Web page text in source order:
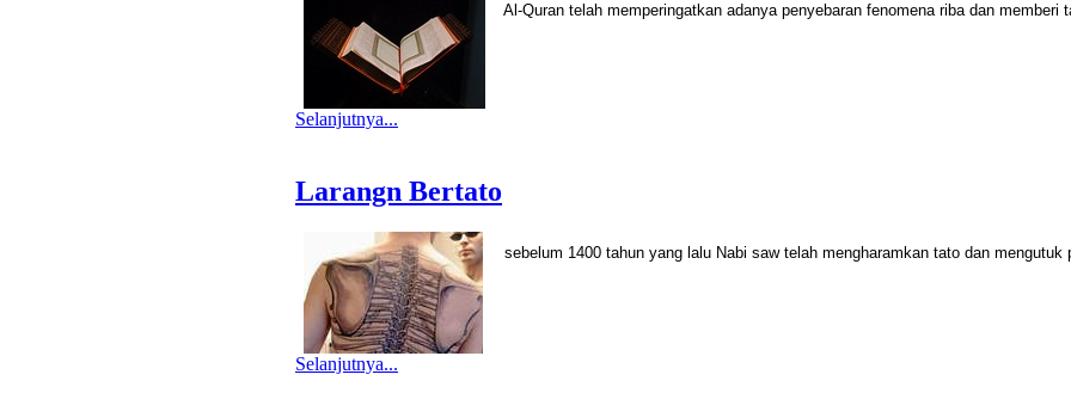
Al-Quran telah memperingatkan adanya penyebaran fenomena riba dan memberi
Selanjutnya...
Larangn Bertato
sebelum 1400 tahun yang lalu Nabi saw telah mengharamkan tato dan mengutuk
Selanjutnya...